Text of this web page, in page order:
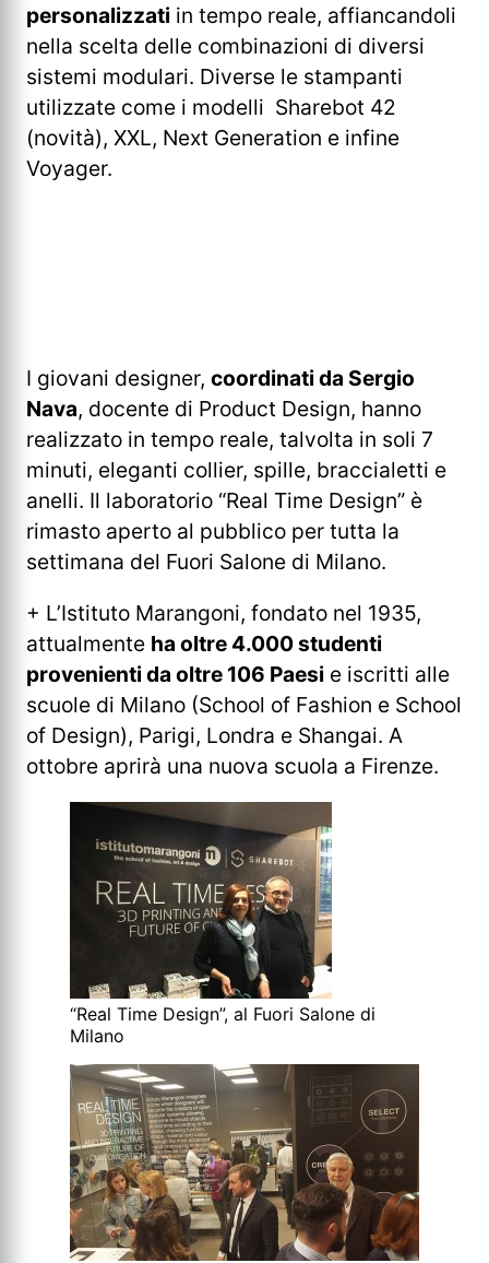
personalizzati in tempo reale, affiancandoli
nella scelta delle combinazioni di diversi
sistemi modulari. Diverse le stampanti
utilizzate come i modelli Sharebot 42
(novità), XXL, Next Generation e infine
Voyager.
I giovani designer, coordinati da Sergio
Nava, docente di Product Design, hanno
realizzato in tempo reale, talvolta in soli 7
minuti, eleganti collier, spille, braccialetti e
anelli. Il laboratorio “Real Time Design” è
rimasto aperto al pubblico per tutta la
settimana del Fuori Salone di Milano.
+ L’Istituto Marangoni, fondato nel 1935,
attualmente ha oltre 4.000 studenti
provenienti da oltre 106 Paesi e iscritti alle
scuole di Milano (School of Fashion e School
of Design), Parigi, Londra e Shangai. A
ottobre aprirà una nuova scuola a Firenze.
“Real Time Design”, al Fuori Salone di
Milano